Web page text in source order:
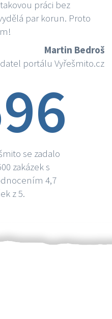
práci bez
par korun. Proto
Martin Bedroš
portálu Vyřešmito.cz
se zadalo
zakázek s
4,7
z 5.